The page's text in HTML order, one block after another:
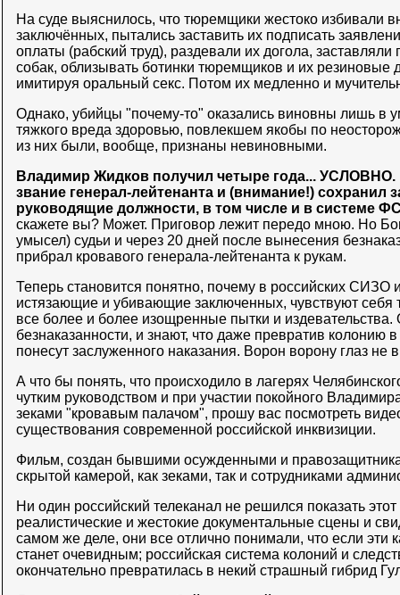
На суде выяснилось, что тюремщики жестоко избивали
заключённых, пытались заставить их подписать
оплаты (рабский труд), раздевали их догола, заставляли
собак, облизывать ботинки тюремщиков и их резиновые
имитируя оральный секс. Потом их медленно и
Однако, убийцы "почему-то" оказались виновны лишь в
тяжкого вреда здоровью, повлекшем якобы по
из них были, вообще, признаны невиновными.
Владимир Жидков получил четыре года... УСЛОВНО.
звание генерал-лейтенанта и (внимание!) сохранил
руководящие должности, в том числе и в системе
скажете вы? Может. Приговор лежит передо мною. Но
умысел) судьи и через 20 дней после вынесения
прибрал кровавого генерала-лейтенанта к рукам.
Теперь становится понятно, почему в российских СИЗО
истязающие и убивающие заключенных, чувствуют себя
все более и более изощренные пытки и
безнаказанности, и знают, что даже превратив колонию
понесут заслуженного наказания. Ворон ворону глаз не
А что бы понять, что происходило в лагерях
чутким руководством и при участии покойного
зеками "кровавым палачом", прошу вас посмотреть
существования современной российской инквизиции.
Фильм, создан бывшими осужденными и
скрытой камерой, как зеками, так и сотрудниками
Ни один российский телеканал не решился показать
реалистические и жестокие документальные сцены и
самом же деле, они все отлично понимали, что если эти
станет очевидным; российская система колоний и
окончательно превратилась в некий страшный гибрид